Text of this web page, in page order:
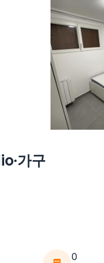
가구
0